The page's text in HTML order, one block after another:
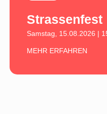
Strassenfest
Samstag, 15.08.2026 |
MEHR ERFAHREN